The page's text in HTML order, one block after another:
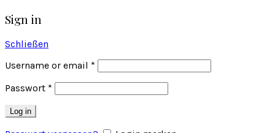
Sign in
Schließen
Username or email *
Passwort *
Log in